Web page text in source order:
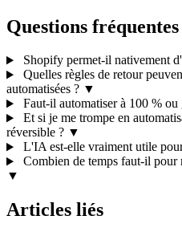
Questions fréquentes
Shopify permet-il nativement
Quelles règles de retour
automatisées ? ▼
Faut-il automatiser à 100 %
Et si je me trompe en
réversible ? ▼
L'IA est-elle vraiment utile
Combien de temps faut-il pour
▼
Articles liés